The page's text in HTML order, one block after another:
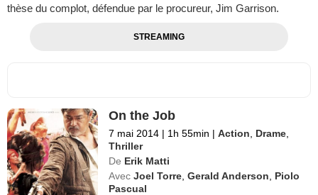
thèse du complot, défendue par le procureur, Jim Garrison.
STREAMING
On the Job
7 mai 2014 | 1h 55min | Action Drame
Thriller
De Erik Matti
Avec Joel Torre ,Gerald Anderson
Piolo
Pascual